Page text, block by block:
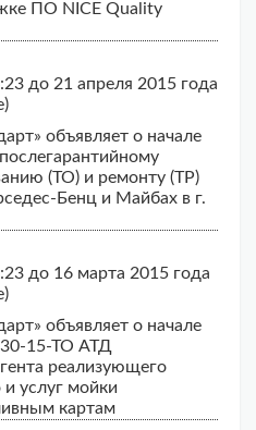
ПО NICE Quality
до 21 апреля 2015 года
объявляет о начале
(ТО) и ремонту (ТР)
Бенц и Майбах в г.
до 16 марта 2015 года
объявляет о начале
15-ТО АТД
реализующего
услуг мойки
картам